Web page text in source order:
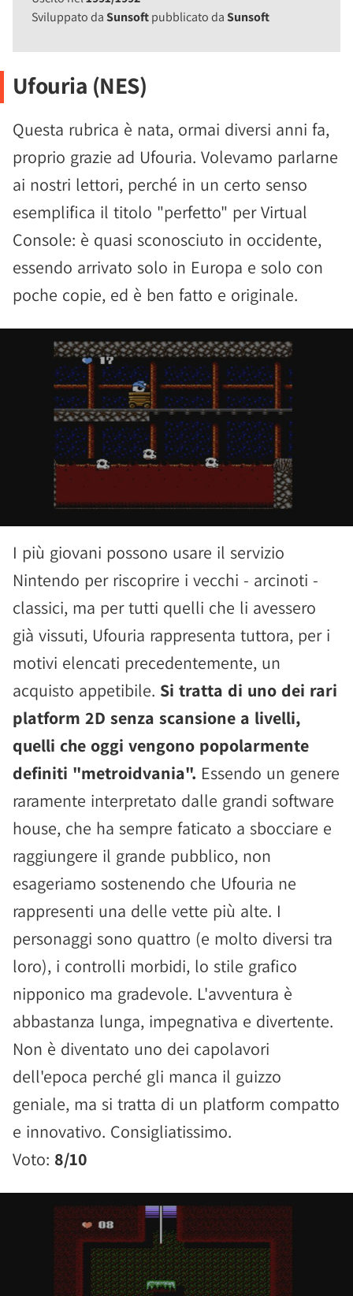
Sviluppato daSunsoftpubblicato daSunsoft
Ufouria (NES)
Questa rubrica è nata, ormai diversi anni fa,
proprio grazie ad Ufouria. Volevamo parlarne
ai nostri lettori, perché in un certo senso
esemplifica il titolo "perfetto" per Virtual
Console: è quasi sconosciuto in occidente,
essendo arrivato solo in Europa e solo con
poche copie, ed è ben fatto e originale.
I più giovani possono usare il servizio
Nintendo per riscoprire i vecchi - arcinoti -
classici, ma per tutti quelli che li avessero
già vissuti, Ufouria rappresenta tuttora, per i
motivi elencati precedentemente, un
acquisto appetibile. Si tratta di uno dei rari
platform 2D senza scansione a livelli,
quelli che oggi vengono popolarmente
definiti "metroidvania". Essendo un genere
raramente interpretato dalle grandi software
house, che ha sempre faticato a sbocciare e
raggiungere il grande pubblico, non
esageriamo sostenendo che Ufouria ne
rappresenti una delle vette più alte. I
personaggi sono quattro (e molto diversi tra
loro), i controlli morbidi, lo stile grafico
nipponico ma gradevole. L'avventura è
abbastanza lunga, impegnativa e divertente.
Non è diventato uno dei capolavori
dell'epoca perché gli manca il guizzo
geniale, ma si tratta di un platform compatto
e innovativo. Consigliatissimo.
Voto: 8/10